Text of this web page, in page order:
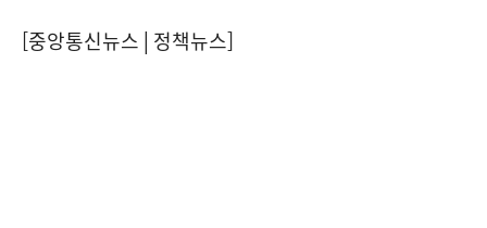
[중앙통신뉴스│정책뉴스]